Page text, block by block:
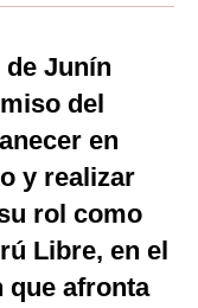
Junín
del
en
y realizar
rol como
Libre, en el
que afronta